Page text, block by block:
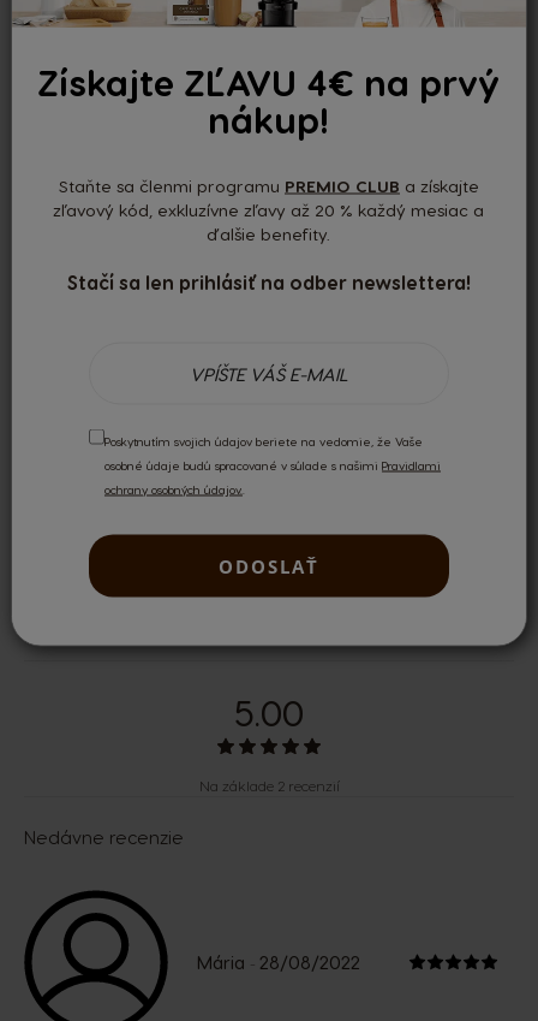
N/A
N/A
Hmotnosť balenia
Získajte ZĽAVU 4€ na prvý
nákup!
Staňte sa členmi programu PREMIO CLUB a získajte
zľavový kód, exkluzívne zľavy až 20 % každý mesiac a
ďalšie benefity.
Stačí sa len prihlásiť na odber newslettera!
Poskytnutím svojich údajov beriete na vedomie, že Vaše
osobné údaje budú spracované v súlade s našimi Pravidlami
ochrany osobných údajov.
ODOSLAŤ
Hodnotenia a recenzie
5.00
Na základe 2 recenzií
Nedávne recenzie
Mária - 28/08/2022